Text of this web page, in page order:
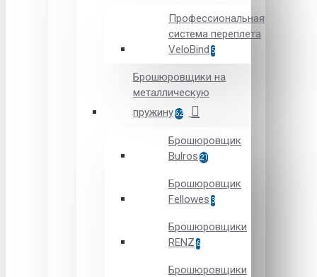
Профессиональная
система переплета
VeloBind 5
Брошюровщики на
металлическую
пружину62
Брошюровщик
Bulros 21
Брошюровщик
Fellowes 3
Брошюровщики
RENZ 6
Брошюровщики